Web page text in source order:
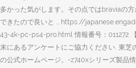
多かった気がします。その点ではbraviaの方
できたので良いと … https://
43-4k-pc-ps4-pro.html 情報番号：011272
末にあるアンケートにご協力ください. 東芝
の公式ホームページ。-z740xシリーズ製品